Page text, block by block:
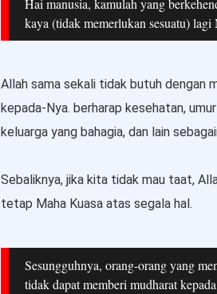
Hai manusia, kamulah yang
kaya (tidak memerlukan sesuatu)
Allah sama sekali tidak butuh dengan
kepada-Nya. berharap kesehatan,
keluarga yang bahagia, dan lain
Sebaliknya, jika kita tidak mau taat,
tetap Maha Kuasa atas segala hal.
Sesungguhnya, orang-orang yang
tidak dapat memberi mudharat